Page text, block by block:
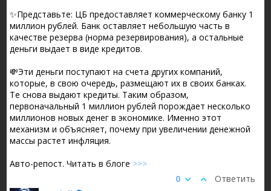
✨Представьте: ЦБ предоставляет коммерческому банку 1
миллион рублей. Банк оставляет небольшую часть в
качестве резерва (норма резервирования), а остальные
деньги выдает в виде кредитов.
💸Эти деньги поступают на счета других компаний,
которые, в свою очередь, размещают их в своих банках.
Те снова выдают кредиты. Таким образом,
первоначальный 1 миллион рублей порождает несколько
миллионов новых денег в экономике. Именно этот
механизм и объясняет, почему при увеличении денежной
массы растет инфляция.
Авто-репост. Читать в блоге >>>
Ответить
0